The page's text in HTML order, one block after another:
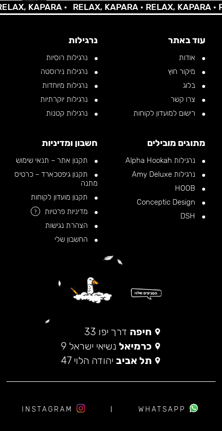
KAPARA • RELAX, KAPARA •RELAX, KAPARA •
עוד באתר
אודות
מיקור חוץ
בלוג
צרו קשר
רישום למועדון לקוחות
נרגילות
נרגילות רוסיות
נרגילות נירוסטה
נרגילות מיוחדות
נרגילות יוקרתיות
נרגילות קטנות
מתוגים מובילים
נרגילות Alpha Hookah
נרגילות Amy Deluxe
חשבון ומדיניות
תקנון אתר – תנאי שימוש
תקנון גיפטכארד – כרטיס
מתנה
תקנון מועדון לקוחות
מדיניות פרטיות
?
הצהרת נגישות
החשבון שלי
חיפה דרך יפו 33
כרמיאל נשיאי ישראל 9
תל אביב יהודה הלוי 47
WHATSAPP
INSTAGRAM